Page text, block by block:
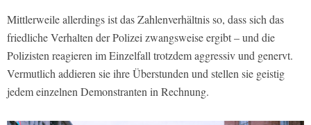
Mittlerweile allerdings ist das Zahlenverhältnis so, dass sich das
friedliche Verhalten der Polizei zwangsweise ergibt – und die
Polizisten reagieren im Einzelfall trotzdem aggressiv und genervt.
Vermutlich addieren sie ihre Überstunden und stellen sie geistig
jedem einzelnen Demonstranten in Rechnung.